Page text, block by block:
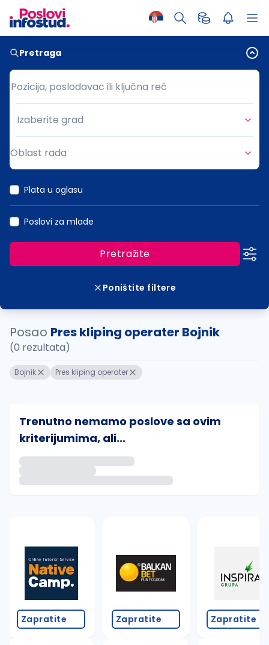
Pretraga
Pozicija, poslodavac ili ključna reč
Pozicija, poslodavac ili ključna reč
Grad
Izaberite grad
Oblast rada
Plata u oglasu
Poslovi za mlade
Pretražite
Poništite filtere
Posao Pres kliping operater Bojnik
(0 rezultata)
Bojnik Pres kliping operater
Trenutno nemamo poslove sa ovim
kriterijumima, ali...
Takođe možete da:
proverite pravopisne greške (koristite č, ć, š, đ,
povećajte radijus za odabrani grad
promenite odabrane filtere pretrage
Zapratite Zapratite Zapratite